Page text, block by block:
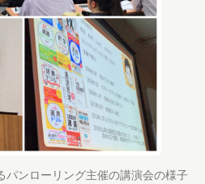
パンローリング主催の講演会の様子